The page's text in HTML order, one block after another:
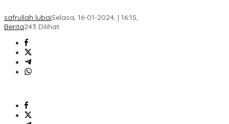
safrullah lubaiSelasa, 16-01-2024, | 16:15,
Berita243 Dilihat